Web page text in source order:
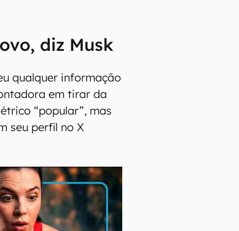
diz Musk
qualquer informação
em tirar da
“popular”, mas
seu perfil no X